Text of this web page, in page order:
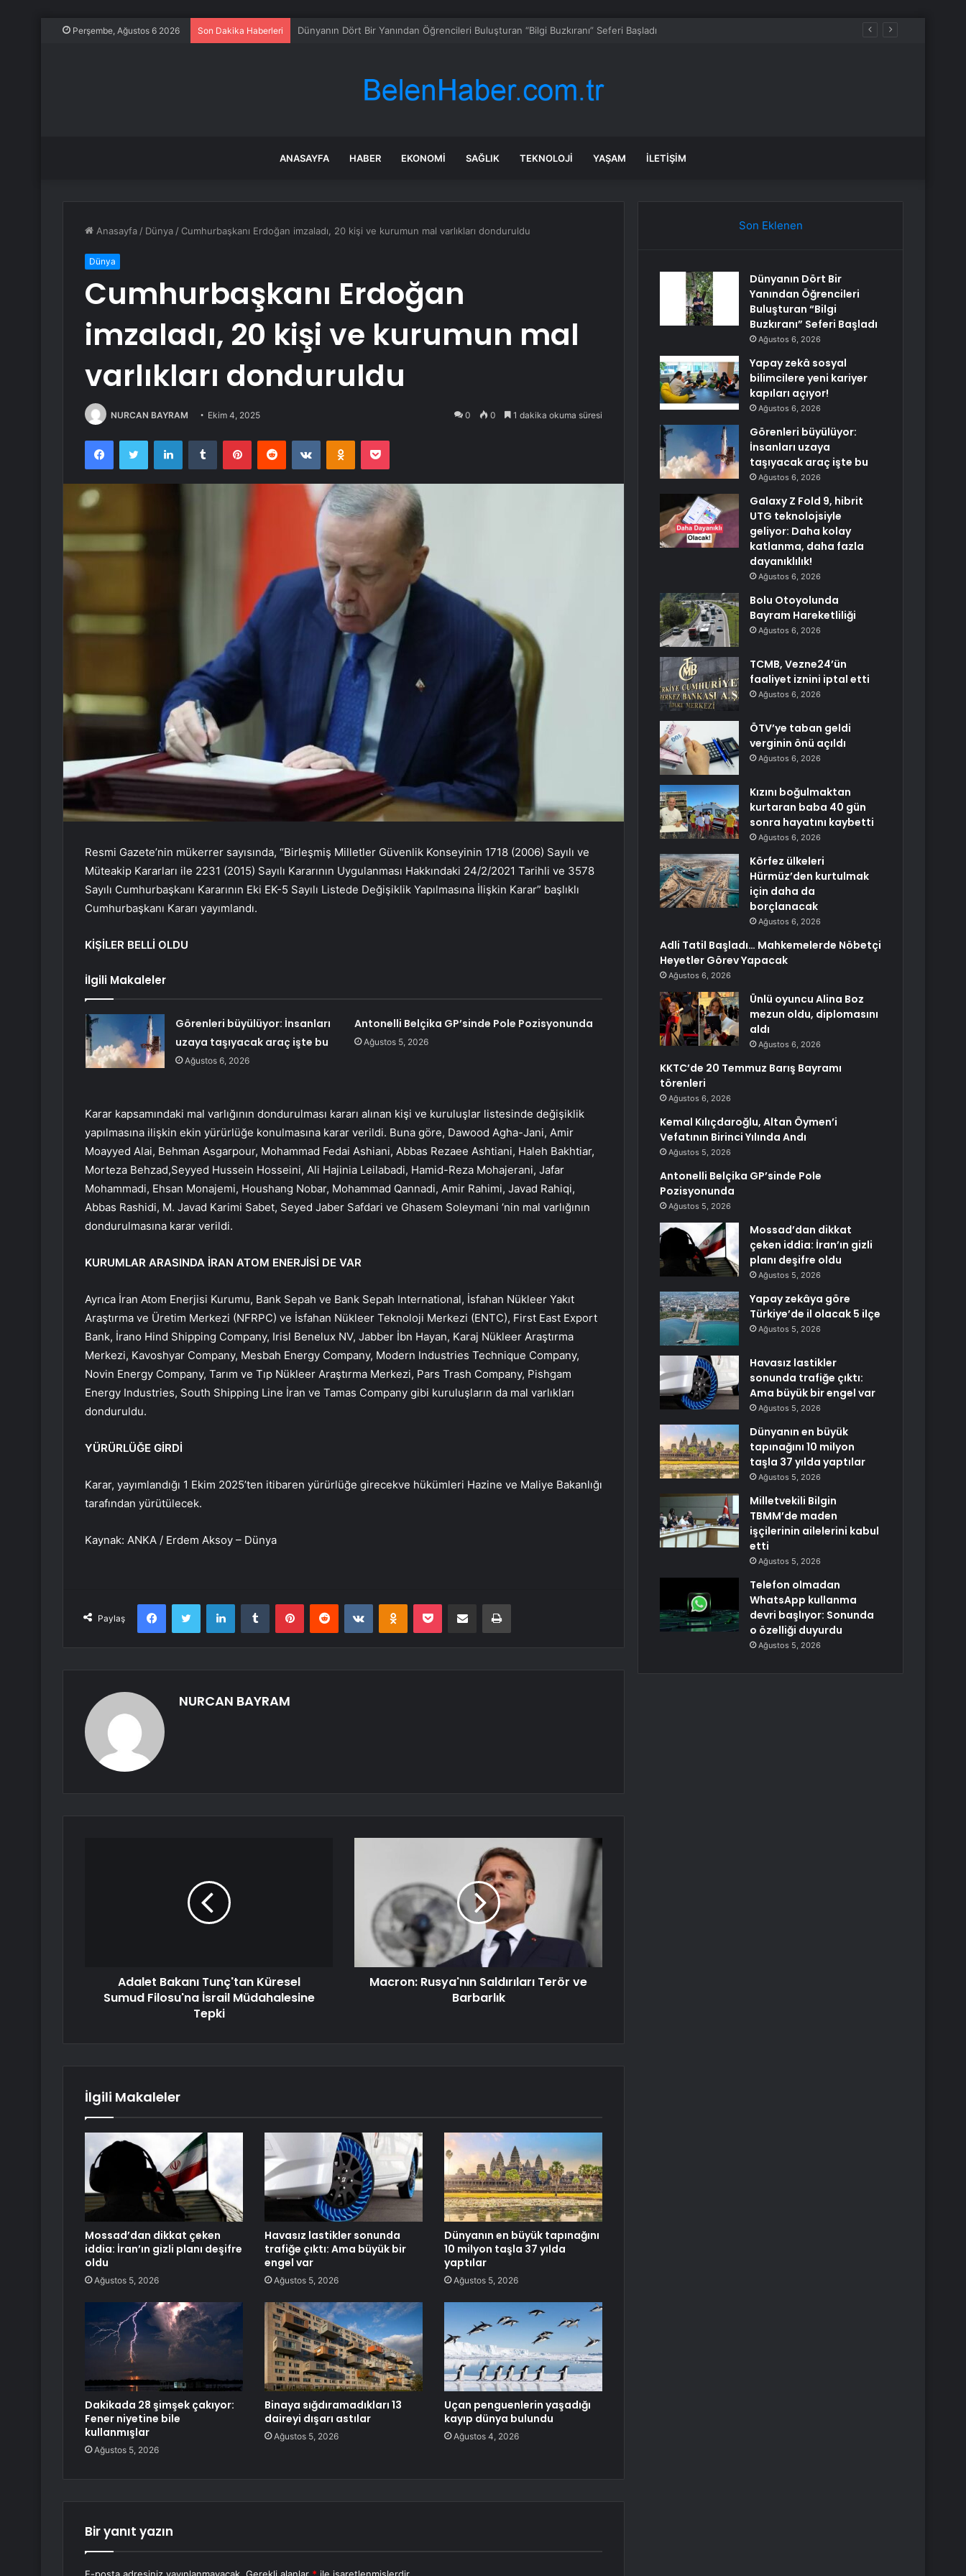
Perşembe, Ağustos 6 2026 Son Dakika Haberleri Yapay zekâ sosyal bilimcilere yeni kariyer kapıları açıyor!
ANASAYFA HABER EKONOMI SAĞLIK TEKNOLOJI YAŞAM İLETIŞIM
Anasayfa / Dünya / Cumhurbaşkanı Erdoğan imzaladı, 20 kişi ve kurumun mal varlıkları donduruldu
Dünya
Cumhurbaşkanı Erdoğan
imzaladı, 20 kişi ve kurumun mal
varlıkları donduruldu
NURCAN BAYRAM Ekim 4, 2025 0 0 1 dakika okuma süresi
FacebookTwitter LinkedInTumblr PinterestReddit VKontakteOdnoklassniki
Pocket
Resmi Gazete’nin mükerrer sayısında, “Birleşmiş Milletler Güvenlik Konseyinin 1718 (2006) Sayılı ve
Müteakip Kararları ile 2231 (2015) Sayılı Kararının Uygulanması Hakkındaki 24/2/2021 Tarihli ve 3578
Sayılı Cumhurbaşkanı Kararının Eki EK-5 Sayılı Listede Değişiklik Yapılmasına İlişkin Karar” başlıklı
Cumhurbaşkanı Kararı yayımlandı.
KİŞİLER BELLİ OLDU
İlgili Makaleler
Görenleri büyülüyor: İnsanları
uzaya taşıyacak araç işte bu
Ağustos 6, 2026
Antonelli Belçika GP’sinde Pole Pozisyonunda
Ağustos 5, 2026
Karar kapsamındaki mal varlığının dondurulması kararı alınan kişi ve kuruluşlar listesinde değişiklik
yapılmasına ilişkin ekin yürürlüğe konulmasına karar verildi. Buna göre, Dawood Agha-Jani, Amir
Moayyed Alai, Behman Asgarpour, Mohammad Fedai Ashiani, Abbas Rezaee Ashtiani, Haleh Bakhtiar,
Morteza Behzad,Seyyed Hussein Hosseini, Ali Hajinia Leilabadi, Hamid-Reza Mohajerani, Jafar
Mohammadi, Ehsan Monajemi, Houshang Nobar, Mohammad Qannadi, Amir Rahimi, Javad Rahiqi,
Abbas Rashidi, M. Javad Karimi Sabet, Seyed Jaber Safdari ve Ghasem Soleymani ‘nin mal varlığının
dondurulmasına karar verildi.
KURUMLAR ARASINDA İRAN ATOM ENERJİSİ DE VAR
Ayrıca İran Atom Enerjisi Kurumu, Bank Sepah ve Bank Sepah International, İsfahan Nükleer Yakıt
Araştırma ve Üretim Merkezi (NFRPC) ve İsfahan Nükleer Teknoloji Merkezi (ENTC), First East Export
Bank, İrano Hind Shipping Company, Irisl Benelux NV, Jabber İbn Hayan, Karaj Nükleer Araştırma
Merkezi, Kavoshyar Company, Mesbah Energy Company, Modern Industries Technique Company,
Novin Energy Company, Tarım ve Tıp Nükleer Araştırma Merkezi, Pars Trash Company, Pishgam
Energy Industries, South Shipping Line İran ve Tamas Company gibi kuruluşların da mal varlıkları
donduruldu.
YÜRÜRLÜĞE GİRDİ
Karar, yayımlandığı 1 Ekim 2025’ten itibaren yürürlüğe girecekve hükümleri Hazine ve Maliye Bakanlığı
tarafından yürütülecek.
Kaynak: ANKA / Erdem Aksoy – Dünya
Paylaş
FacebookTwitter LinkedInTumblr PinterestReddit VKontakteOdnoklassniki
Pocket E-Posta ile paylaş Yazdır
NURCAN BAYRAM
Adalet Bakanı Tunç'tan Küresel
Sumud Filosu'na İsrail Müdahalesine
Tepki
Macron: Rusya'nın Saldırıları Terör ve
Barbarlık
İlgili Makaleler
Mossad’dan dikkat çeken
iddia: İran’ın gizli planı deşifre
oldu
Ağustos 5, 2026
Havasız lastikler sonunda
trafiğe çıktı: Ama büyük bir
engel var
Ağustos 5, 2026
Dünyanın en büyük tapınağını
10 milyon taşla 37 yılda
yaptılar
Ağustos 5, 2026
Dakikada 28 şimşek çakıyor:
Fener niyetine bile
kullanmışlar
Ağustos 5, 2026
Binaya sığdıramadıkları 13
daireyi dışarı astılar
Ağustos 5, 2026
Uçan penguenlerin yaşadığı
kayıp dünya bulundu
Ağustos 4, 2026
Bir yanıt yazın
Son Eklenen
Dünyanın Dört Bir
Yanından Öğrencileri
Buluşturan “Bilgi
Buzkıranı” Seferi Başladı
Ağustos 6, 2026
Yapay zekâ sosyal
bilimcilere yeni kariyer
kapıları açıyor!
Ağustos 6, 2026
Görenleri büyülüyor:
İnsanları uzaya
taşıyacak araç işte bu
Ağustos 6, 2026
Galaxy Z Fold 9, hibrit
UTG teknolojsiyle
geliyor: Daha kolay
katlanma, daha fazla
dayanıklılık!
Ağustos 6, 2026
Bolu Otoyolunda
Bayram Hareketliliği
Ağustos 6, 2026
TCMB, Vezne24’ün
faaliyet iznini iptal etti
Ağustos 6, 2026
ÖTV’ye taban geldi
verginin önü açıldı
Ağustos 6, 2026
Kızını boğulmaktan
kurtaran baba 40 gün
sonra hayatını kaybetti
Ağustos 6, 2026
Körfez ülkeleri
Hürmüz’den kurtulmak
için daha da
borçlanacak
Ağustos 6, 2026
Adli Tatil Başladı… Mahkemelerde Nöbetçi
Heyetler Görev Yapacak
Ağustos 6, 2026
Ünlü oyuncu Alina Boz
mezun oldu, diplomasını
aldı
Ağustos 6, 2026
KKTC’de 20 Temmuz Barış Bayramı
törenleri
Ağustos 6, 2026
Kemal Kılıçdaroğlu, Altan Öymen’i
Vefatının Birinci Yılında Andı
Ağustos 5, 2026
Antonelli Belçika GP’sinde Pole
Pozisyonunda
Ağustos 5, 2026
Mossad’dan dikkat
çeken iddia: İran’ın gizli
planı deşifre oldu
Ağustos 5, 2026
Yapay zekâya göre
Türkiye’de il olacak 5 ilçe
Ağustos 5, 2026
Havasız lastikler
sonunda trafiğe çıktı:
Ama büyük bir engel var
Ağustos 5, 2026
Dünyanın en büyük
tapınağını 10 milyon
taşla 37 yılda yaptılar
Ağustos 5, 2026
Milletvekili Bilgin
TBMM’de maden
işçilerinin ailelerini kabul
etti
Ağustos 5, 2026
Telefon olmadan
WhatsApp kullanma
devri başlıyor: Sonunda
o özelliği duyurdu
Ağustos 5, 2026